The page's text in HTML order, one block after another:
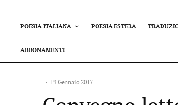
POESIA ITALIANA POESIA ESTERA
ABBONAMENTI
· 19 Gennaio 2017